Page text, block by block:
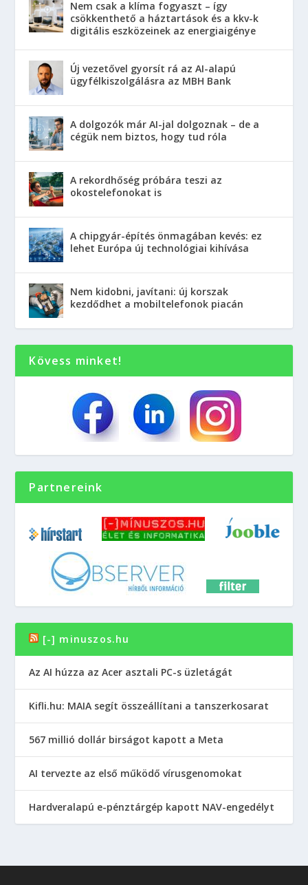
Nem csak a klíma fogyaszt – így
csökkenthető a háztartások és a kkv-k
digitális eszközeinek az energiaigénye
Új vezetővel gyorsít rá az AI-alapú
ügyfélkiszolgálásra az MBH Bank
A dolgozók már AI-jal dolgoznak – de a
cégük nem biztos, hogy tud róla
A rekordhőség próbára teszi az
okostelefonokat is
A chipgyár-építés önmagában kevés: ez
lehet Európa új technológiai kihívása
Nem kidobni, javítani: új korszak
kezdődhet a mobiltelefonok piacán
Kövess minket!
Partnereink
[-] minuszos.hu
Az AI húzza az Acer asztali PC-s üzletágát
Kifli.hu: MAIA segít összeállítani a tanszerkosarat
567 millió dollár birságot kapott a Meta
AI tervezte az első működő vírusgenomokat
Hardveralapú e-pénztárgép kapott NAV-engedélyt